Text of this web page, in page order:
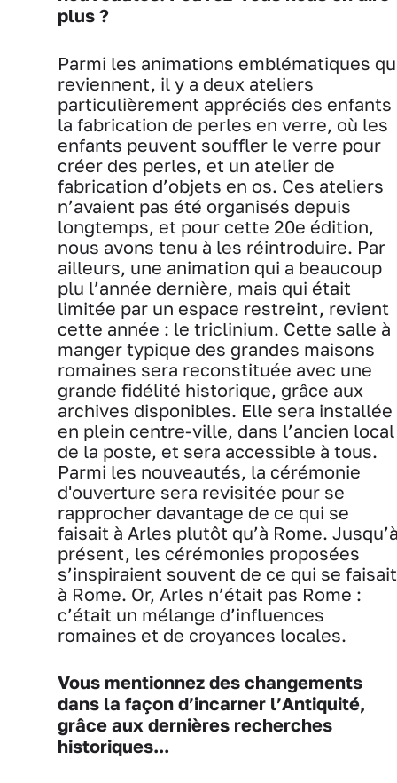
plus ?
Parmi les animations emblématiques
reviennent, il y a deux ateliers
particulièrement appréciés des enfants
la fabrication de perles en verre, où les
enfants peuvent souffler le verre pour
créer des perles, et un atelier de
fabrication d’objets en os. Ces ateliers
n’avaient pas été organisés depuis
longtemps, et pour cette 20e édition,
nous avons tenu à les réintroduire. Par
ailleurs, une animation qui a beaucoup
plu l’année dernière, mais qui était
limitée par un espace restreint, revient
cette année : le triclinium. Cette salle à
manger typique des grandes maisons
romaines sera reconstituée avec une
grande fidélité historique, grâce aux
archives disponibles. Elle sera installée
en plein centre-ville, dans l’ancien local
de la poste, et sera accessible à tous.
Parmi les nouveautés, la cérémonie
d'ouverture sera revisitée pour se
rapprocher davantage de ce qui se
faisait à Arles plutôt qu’à Rome.
présent, les cérémonies proposées
s’inspiraient souvent de ce qui se faisait
à Rome. Or, Arles n’était pas Rome :
c’était un mélange d’influences
romaines et de croyances locales.
Vous mentionnez des changements
dans la façon d’incarner l’Antiquité,
grâce aux dernières recherches
historiques...